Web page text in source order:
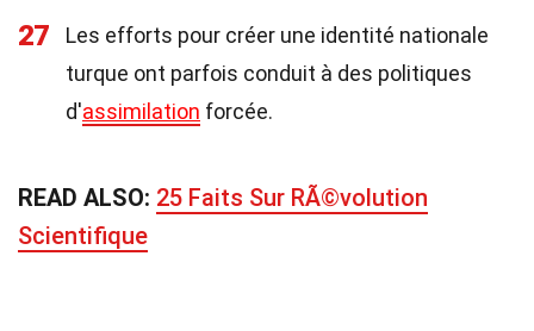
27
Les efforts pour créer une identité nationale
turque ont parfois conduit à des politiques
d'assimilation forcée.
READ ALSO: 25 Faits Sur RÃ©volution
Scientifique